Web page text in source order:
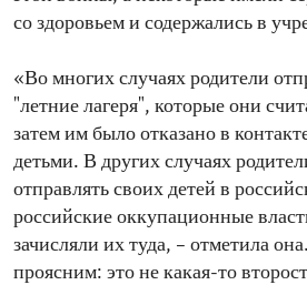
со здоровьем и содержались в
«Во многих случаях родители
"летние лагеря", которые они
затем им было отказано в
детьми. В других случаях
отправлять своих детей в
российские оккупационные
зачисляли их туда, – отметила
проясним: это не какая-то